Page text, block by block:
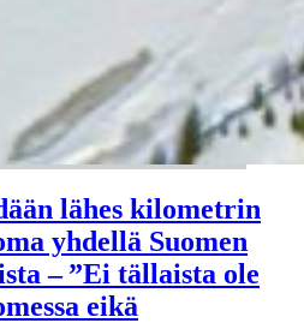
lähes kilometrin
yhdellä Suomen
– ”Ei tällaista ole
eikä